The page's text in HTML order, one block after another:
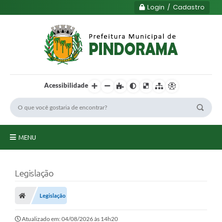
Login / Cadastro
Acessibilidade
MENU
Município
Serviços
Transparência
Legislação
Legislação
Atualizado em: 04/08/2026 às 14h20